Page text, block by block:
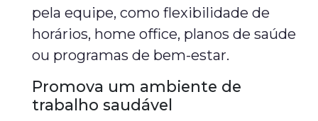
pela equipe, como flexibilidade de
horários, home office, planos de saúde
ou programas de bem-estar.
Promova um ambiente de
trabalho saudável